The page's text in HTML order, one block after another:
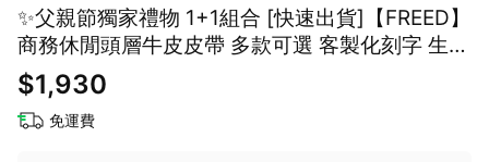
✨父親節獨家禮物 1+1組合 [快速出貨]【FREED】
商務休閒頭層牛皮皮帶 多款可選 客製化刻字 生日
禮物 送禮推薦 男生禮物 現貨 巨蟹座 禮物獨家 新
品上市 送給男生 真皮皮帶
$1,930
免運費